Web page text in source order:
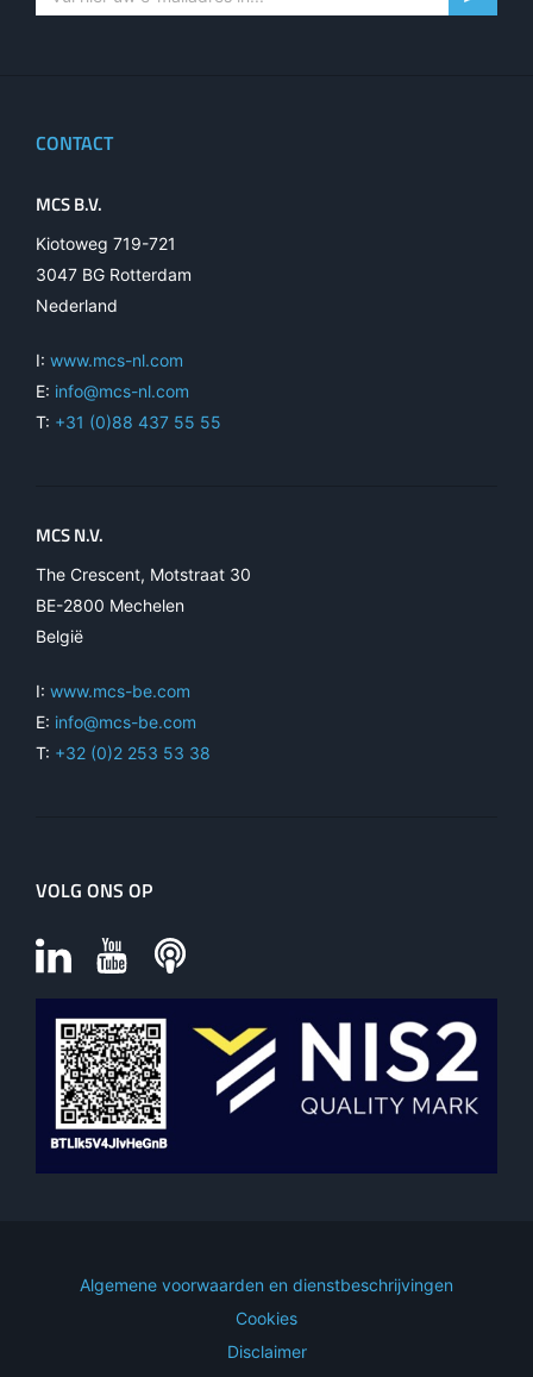
CONTACT
MCS B.V.
Kiotoweg 719-721
3047 BG Rotterdam
Nederland
I: www.mcs-nl.com
E: info@mcs-nl.com
T: +31 (0)88 437 55 55
MCS N.V.
The Crescent, Motstraat 30
BE-2800 Mechelen
België
I: www.mcs-be.com
E: info@mcs-be.com
T: +32 (0)2 253 53 38
VOLG ONS OP
Algemene voorwaarden en dienstbeschrijvingen
Cookies
Disclaimer